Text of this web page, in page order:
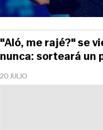
20 JULIO
"Aló, me rajé?" se
nunca: sorteará un